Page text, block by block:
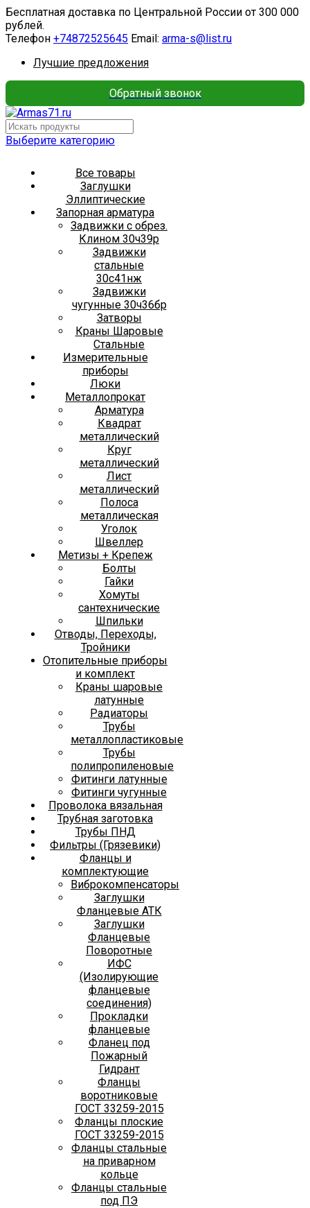
Бесплатная доставка по Центральной России от 300 000
рублей.
Телефон +74872525645 Email: arma-s@list.ru
Лучшие предложения
Обратный звонок
Выберите категорию
Все товары
Заглушки
Эллиптические
Запорная арматура
Задвижки с обрез.
Клином 30ч39р
Задвижки
стальные
30с41нж
Задвижки
чугунные 30ч36бр
Затворы
Краны Шаровые
Стальные
Измерительные
приборы
Люки
Металлопрокат
Арматура
Квадрат
металлический
Круг
металлический
Лист
металлический
Полоса
металлическая
Уголок
Швеллер
Метизы + Крепеж
Болты
Гайки
Хомуты
сантехнические
Шпильки
Отводы, Переходы,
Тройники
Отопительные приборы
и комплект
Краны шаровые
латунные
Радиаторы
Трубы
металлопластиковые
Трубы
полипропиленовые
Фитинги латунные
Фитинги чугунные
Проволока вязальная
Трубная заготовка
Трубы ПНД
Фильтры (Грязевики)
Фланцы и
комплектующие
Виброкомпенсаторы
Заглушки
Фланцевые АТК
Заглушки
Фланцевые
Поворотные
ИФС
(Изолирующие
фланцевые
соединения)
Прокладки
фланцевые
Фланец под
Пожарный
Гидрант
Фланцы
воротниковые
ГОСТ 33259-2015
Фланцы плоские
ГОСТ 33259-2015
Фланцы стальные
на приварном
кольце
Фланцы стальные
под ПЭ